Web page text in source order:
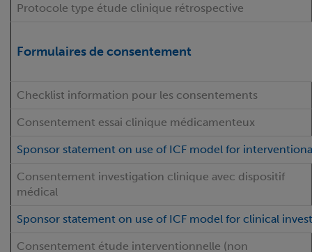
Protocole type étude clinique rétrospective
Formulaires de consentement
Checklist information pour les consentements
Consentement essai clinique médicamenteux
Sponsor statement on use of ICF model for
Consentement investigation clinique avec dispositif
médical
Sponsor statement on use of ICF model for clinical
Consentement étude interventionnelle (non